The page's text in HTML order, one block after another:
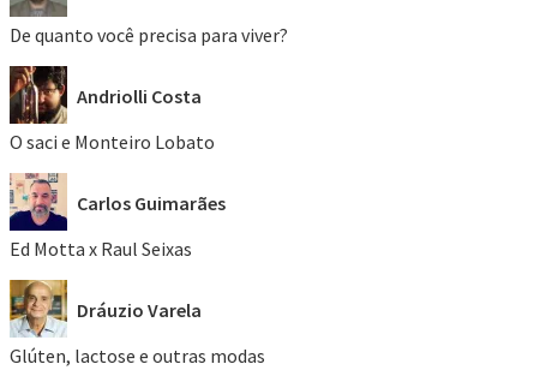
De quanto você precisa para viver?
Andriolli Costa
O saci e Monteiro Lobato
Carlos Guimarães
Ed Motta x Raul Seixas
Dráuzio Varela
Glúten, lactose e outras modas